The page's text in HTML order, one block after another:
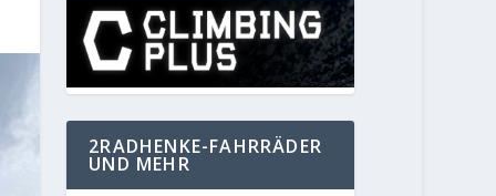
2RADHENKE-FAHRRÄDER
UND MEHR